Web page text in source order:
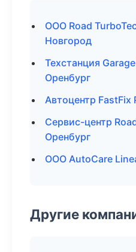
ООО Road
Новгород
Техстанция
Оренбург
Автоцентр
Сервис-центр
Оренбург
ООО AutoCare
Другие